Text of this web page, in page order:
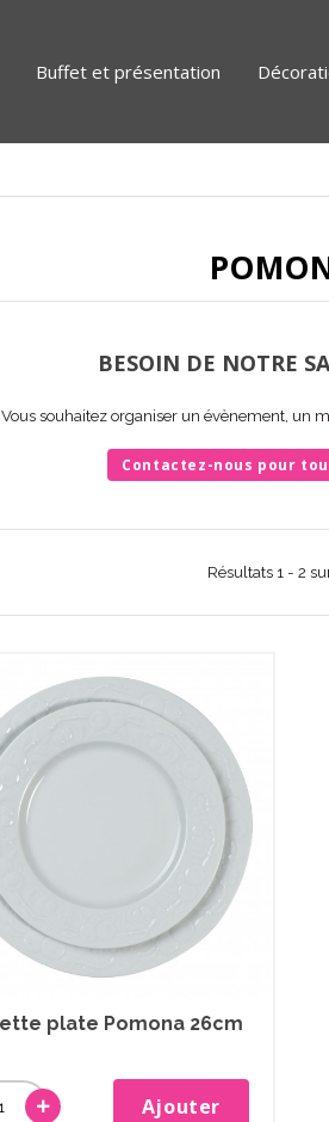
Buffet et présentation
BESOIN DE NOTRE
Vous souhaitez organiser un évènement, un
Contactez-nous pour
Résultats 1 - 2
plate Pomona 26cm
Ajouter